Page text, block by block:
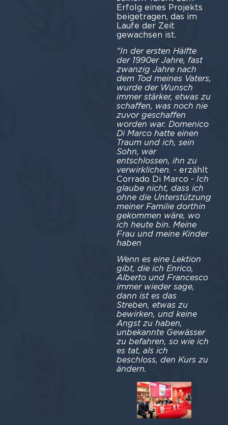
Erfolg eines Projekts
beigetragen, das im
Laufe der Zeit
gewachsen ist.
"In der ersten Hälfte
der 1990er Jahre, fast
zwanzig Jahre nach
dem Tod meines Vaters,
wurde der Wunsch
immer stärker, etwas zu
schaffen, was noch nie
zuvor geschaffen
worden war. Domenico
Di Marco hatte einen
Traum und ich, sein
Sohn, war
entschlossen, ihn zu
verwirklichen. - erzählt
Corrado Di Marco - Ich
glaube nicht, dass ich
ohne die Unterstützung
meiner Familie dorthin
gekommen wäre, wo
ich heute bin. Meine
Frau und meine Kinder
haben
Wenn es eine Lektion
gibt, die ich Enrico,
Alberto und Francesco
immer wieder sage,
dann ist es das
Streben, etwas zu
bewirken, und keine
Angst zu haben,
unbekannte Gewässer
zu befahren, so wie ich
es tat, als ich
beschloss, den Kurs zu
ändern.